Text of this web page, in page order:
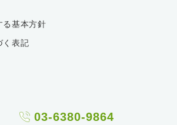
る基本方針
く表記
03-6380-9864